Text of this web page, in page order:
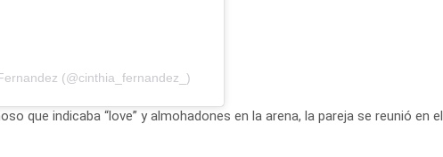
(@cinthia_fernandez_)
que indicaba “love” y almohadones en la arena, la pareja se reunió en el